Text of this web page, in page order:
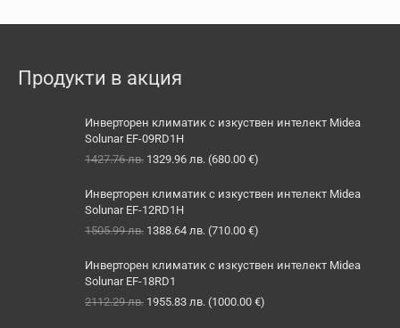
Продукти в акция
Инверторен климатик с изкуствен интелект Midea
Solunar EF-09RD1H
1427.76лв. Original
was:
1427.76 лв..
1329.96 лв. Текущата
е:
(680.00 €)
Инверторен климатик с изкуствен интелект Midea
Solunar EF-12RD1H
1505.99лв. Original
was:
1505.99 лв..
1388.64 лв. Текущата
е:
(710.00 €)
Инверторен климатик с изкуствен интелект Midea
Solunar EF-18RD1
2112.29лв. Original
1955.83 лв. Текущата
(1000.00 €)